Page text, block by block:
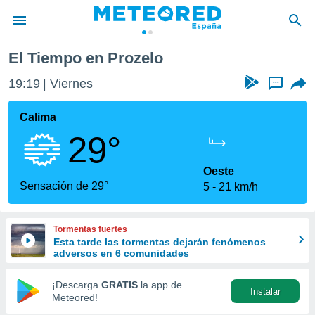
de
por
que se
calidad.
a este
las
y
forma
digital
basada
El Tiempo en Prozelo
19:19 Viernes ...
Calima
29°
Sensación de 29°
Oeste
5
21 km/h
Tormentas fuertes
Esta tarde las tormentas dejarán fenómenos
adversos en 6 comunidades
¡Descarga GRATIS la app de
Meteored!
Instalar